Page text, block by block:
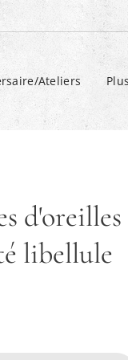
Ateliers Plus
libellule